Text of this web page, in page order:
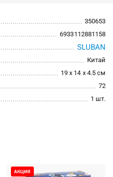
350653
6933112881158
SLUBAN
Китай
19 x 14 x 4.5 см
72
1 шт.